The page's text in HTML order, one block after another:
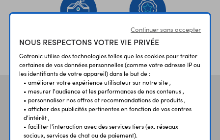
ÉTABLISSEMENTS
SCOLAIRES
PLUS 30 ANS
D’EXPERIENCE
Vos aviset témoignages
Continuer sans accepter
NOUS RESPECTONS VOTRE VIE PRIVÉE
Gotronic utilise des technologies telles que les cookies pour traiter
certaines de vos données personnelles (comme votre adresse IP ou
les identifiants de votre appareil) dans le but de :
• améliorer votre expérience utilisateur sur notre site ,
• mesurer l'audience et les performances de nos contenus ,
• personnaliser nos offres et recommandations de produits ,
• afficher des publicités pertinentes en fonction de vos centres
d'intérêt ,
• faciliter l'interaction avec des services tiers (ex. réseaux
sociaux, services de chat ou de paiement).